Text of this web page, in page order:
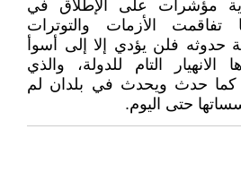
أية مؤشرات على الإطلاق في
تفاقمت الأزمات والتوترات
حدوثه فلن يؤدي إلا إلى أسوأ
التام للدولة، والذي
كما حدث ويحدث في بلدان لم
حتى اليوم.